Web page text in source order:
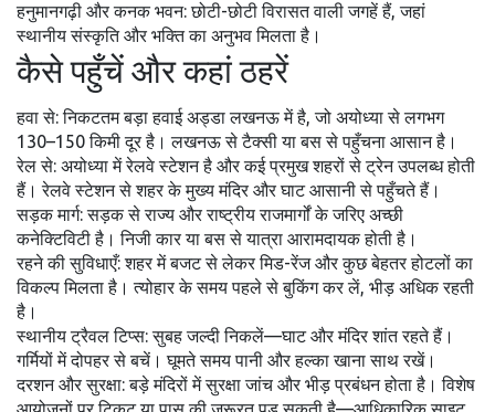
हनुमानगढ़ी और कनक भवन: छोटी-छोटी विरासत वाली जगहें हैं, जहां
स्थानीय संस्कृति और भक्ति का अनुभव मिलता है।
कैसे पहुँचें और कहां ठहरें
हवा से: निकटतम बड़ा हवाई अड्डा लखनऊ में है, जो अयोध्या से लगभग
130–150 किमी दूर है। लखनऊ से टैक्सी या बस से पहुँचना आसान है।
रेल से: अयोध्या में रेलवे स्टेशन है और कई प्रमुख शहरों से ट्रेन उपलब्ध होती
हैं। रेलवे स्टेशन से शहर के मुख्य मंदिर और घाट आसानी से पहुँचते हैं।
सड़क मार्ग: सड़क से राज्य और राष्ट्रीय राजमार्गों के जरिए अच्छी
कनेक्टिविटी है। निजी कार या बस से यात्रा आरामदायक होती है।
रहने की सुविधाएँ: शहर में बजट से लेकर मिड-रेंज और कुछ बेहतर होटलों का
विकल्प मिलता है। त्योहार के समय पहले से बुकिंग कर लें, भीड़ अधिक रहती
है।
स्थानीय ट्रैवल टिप्स: सुबह जल्दी निकलें—घाट और मंदिर शांत रहते हैं।
गर्मियों में दोपहर से बचें। घूमते समय पानी और हल्का खाना साथ रखें।
दरशन और सुरक्षा: बड़े मंदिरों में सुरक्षा जांच और भीड़ प्रबंधन होता है। विशेष